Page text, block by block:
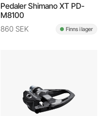
Pedaler Shimano XT PD-
M8100
860 SEK Finns i lager